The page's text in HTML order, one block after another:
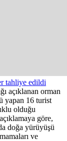
tahliye edildi
açıklanan orman
yapan 16 turist
olduğu
göre,
doğa yürüyüşü
ve